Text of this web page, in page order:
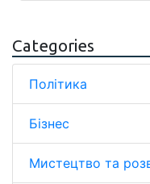
Categories
Політика
Бізнес
Мистецтво та